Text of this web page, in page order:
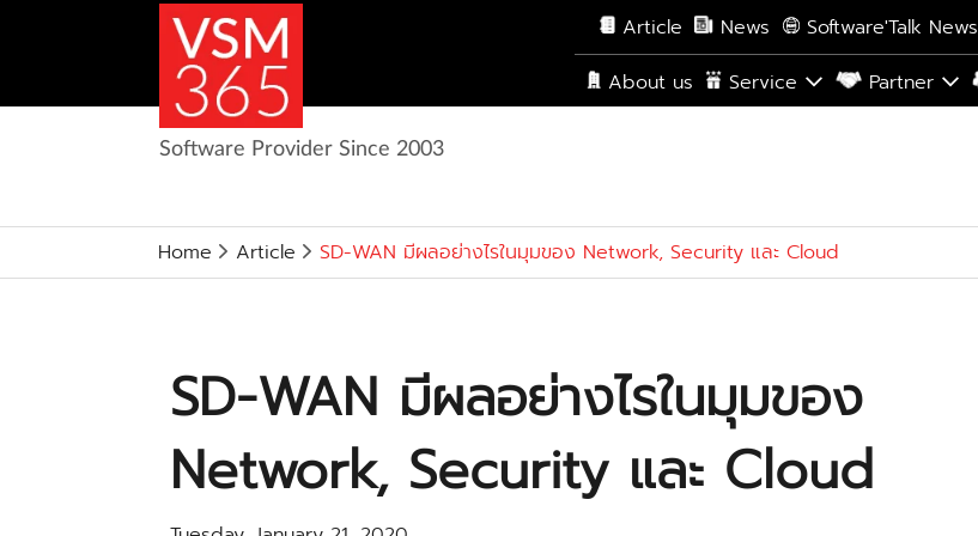
Article News Software'Talk News
About us
Service Partner
Software Provider Since 2003
Home Article SD-WAN มีผลอย่างไรในมุมของ Network, Security และ Cloud
SD-WAN มีผลอย่างไรในมุมของ
Network, Security และ Cloud